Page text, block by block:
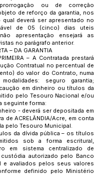
ou de correção
de reforço da garantia, nos
deverá ser apresentado no
de 05 (cinco) dias uteis
apresentação ensejará as
no parágrafo anterior.
– DA GARANTIA
– A Contratada prestará
Contratual no percentual de
do valor do Contrato, numa
seguro garantia;
em dinheiro ou títulos da
pelo Tesouro Nacional e/ou
seguinte forma:
- deverá ser depositada em
de ACRELÂNDIA/Acre, em conta
pelo Tesouro Municipal.
da dívida pública – os títulos
sob a forma escritural,
em sistema centralizado de
autorizado pelo Banco
e avaliados pelos seus valores
definido pelo Ministério